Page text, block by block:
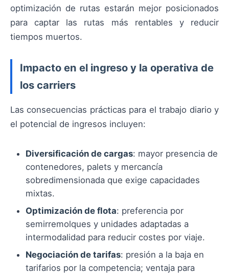
optimización de rutas estarán mejor posicionados
para captar las rutas más rentables y reducir
tiempos muertos.
Impacto en el ingreso y la operativa de
los carriers
Las consecuencias prácticas para el trabajo diario y
el potencial de ingresos incluyen:
Diversificación de cargas: mayor presencia de
contenedores, palets y mercancía
sobredimensionada que exige capacidades
mixtas.
Optimización de flota: preferencia por
semirremolques y unidades adaptadas a
intermodalidad para reducir costes por viaje.
Negociación de tarifas: presión a la baja en
tarifarios por la competencia; ventaja para